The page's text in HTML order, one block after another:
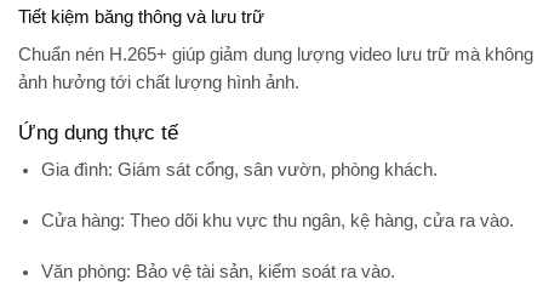
Tiết kiệm băng thông và lưu trữ
Chuẩn nén H.265+ giúp giảm dung lượng video lưu trữ mà không
ảnh hưởng tới chất lượng hình ảnh.
Ứng dụng thực tế
Gia đình: Giám sát cổng, sân vườn, phòng khách.
Cửa hàng: Theo dõi khu vực thu ngân, kệ hàng, cửa ra vào.
Văn phòng: Bảo vệ tài sản, kiểm soát ra vào.